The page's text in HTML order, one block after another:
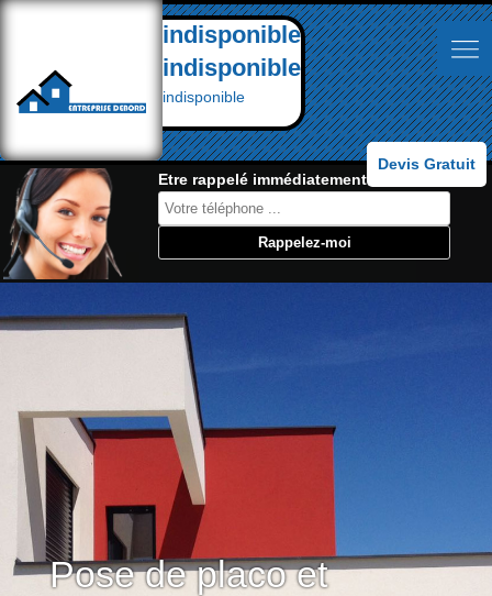
indisponible
indisponible
indisponible
Devis Gratuit
Etre rappelé immédiatement:
Pose de placo et